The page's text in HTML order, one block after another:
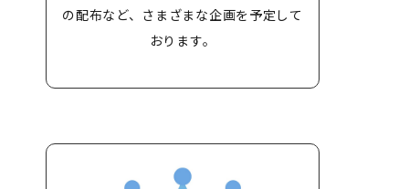
の配布など、さまざまな企画を予定して
おります。